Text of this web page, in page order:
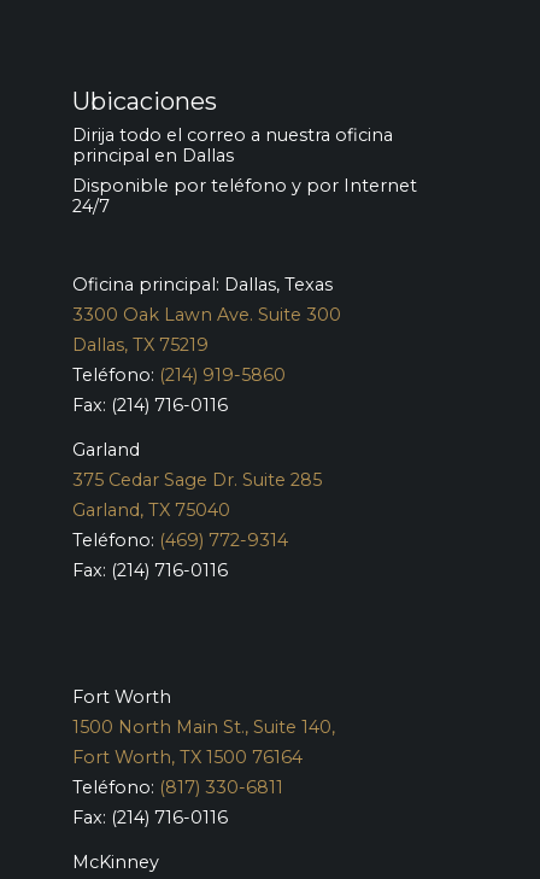
Ubicaciones
Dirija todo el correo a nuestra oficina
principal en Dallas
Disponible por teléfono y por Internet
24/7
Oficina principal: Dallas, Texas
3300 Oak Lawn Ave. Suite 300
Dallas, TX 75219
Teléfono: (214) 919-5860
Fax: (214) 716-0116
Garland
375 Cedar Sage Dr. Suite 285
Garland, TX 75040
Teléfono: (469) 772-9314
Fax: (214) 716-0116
Fort Worth
1500 North Main St., Suite 140,
Fort Worth, TX 1500 76164
Teléfono: (817) 330-6811
Fax: (214) 716-0116
McKinney